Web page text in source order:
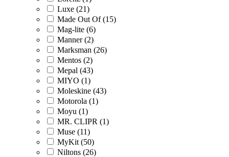
Luxe (21)
Made Out Of (15)
Mag-lite (6)
Manner (2)
Marksman (26)
Mentos (2)
Mepal (43)
MIYO (1)
Moleskine (43)
Motorola (1)
Moyu (1)
MR. CLIPR (1)
Muse (11)
MyKit (50)
Niltons (26)